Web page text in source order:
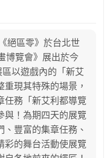
絕區零》於台北世
博覽會》展出於今
以遊戲內的「新艾
現其特殊的場景，
任務「新艾利都導覽
與！為期四天的展覽
豐富的集章任務、
彩的舞台活動使展覽